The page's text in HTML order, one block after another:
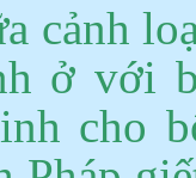
cảnh
ở với
cho